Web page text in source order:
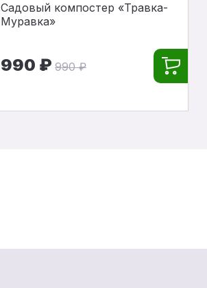
Садовый компостер «Травка-
Муравка»
990 ₽ 990 ₽